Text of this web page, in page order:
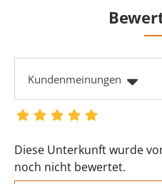
Kundenmeinungen
Diese Unterkunft wurde
noch nicht bewertet.